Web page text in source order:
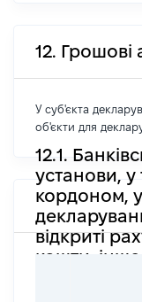
12. Грошові
У суб'єкта
об'єкти для
12.1.
установи, у
кордоном,
відкриті
кошти,